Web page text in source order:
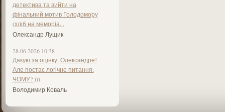
детектива та вийти на
фінальний мотив Голодомору
(хліб на меморіа...
Олександр Лущик
28.06.2026 10:38
Дякую за оцінку, Олександре!
Але постає логічне питання:
ЧОМУ? )))
Володимир Коваль